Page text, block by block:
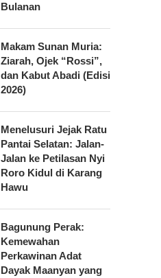
Bulanan
Makam Sunan Muria:
Ziarah, Ojek “Rossi”,
dan Kabut Abadi (Edisi
2026)
Menelusuri Jejak Ratu
Pantai Selatan: Jalan-
Jalan ke Petilasan Nyi
Roro Kidul di Karang
Hawu
Bagunung Perak:
Kemewahan
Perkawinan Adat
Dayak Maanyan yang